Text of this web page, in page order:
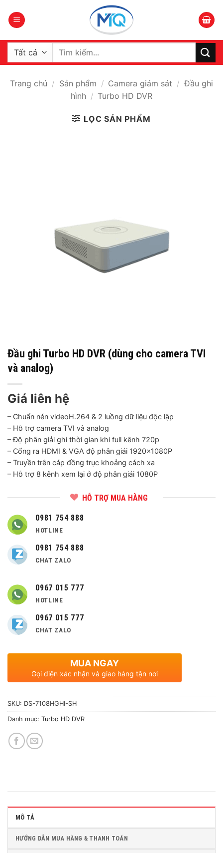
qua
dung
Tìm
Trang chủ / Sản phẩm / Camera giám sát / Đầu ghi
hình / Turbo HD DVR
LỌC SẢN PHẨM
Đầu ghi Turbo HD DVR (dùng cho camera TVI
và analog)
Giá liên hệ
– Chuẩn nén videoH.264 & 2 luồng dữ liệu độc lập
– Hỗ trợ camera TVI và analog
– Độ phân giải ghi thời gian khi full kênh 720p
– Cổng ra HDMI & VGA độ phân giải 1920×1080P
– Truyền trên cáp đồng trục khoảng cách xa
– Hỗ trợ 8 kênh xem lại ở độ phân giải 1080P
HỖ TRỢ MUA HÀNG
0981 754 888
HOTLINE
0981 754 888
CHAT ZALO
0967 015 777
HOTLINE
0967 015 777
CHAT ZALO
MUA NGAY
Gọi điện xác nhận và giao hàng tận nơi
SKU: DS-7108HGHI-SH
Danh mục: Turbo HD DVR
MÔ TẢ
HƯỚNG DẪN MUA HÀNG & THANH TOÁN